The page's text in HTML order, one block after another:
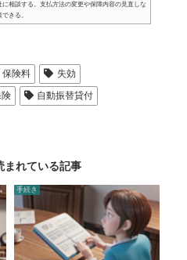
相談する。支払方法の変更や保障内容の見直しな
きる。
保険料
失効
自動振替貸付
まれている記事
手続き